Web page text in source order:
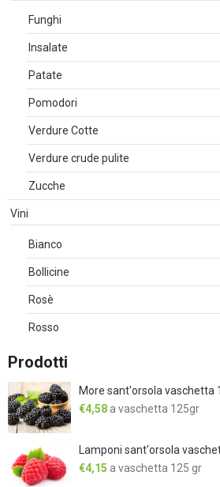
Funghi
Insalate
Patate
Pomodori
Verdure Cotte
Verdure crude pulite
Zucche
Vini
Bianco
Bollicine
Rosè
Rosso
Prodotti
More sant'orsola vaschetta
€4,58 a vaschetta 125gr
Lamponi sant'orsola
€4,15 a vaschetta 125 gr